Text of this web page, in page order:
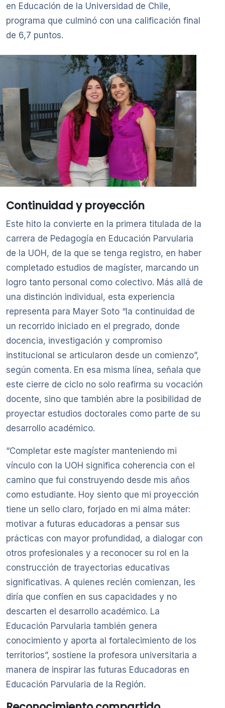
en Educación de la Universidad de Chile,
programa que culminó con una calificación final
de 6,7 puntos.
Continuidad y proyección
Este hito la convierte en la primera titulada de la
carrera de Pedagogía en Educación Parvularia
de la UOH, de la que se tenga registro, en haber
completado estudios de magíster, marcando un
logro tanto personal como colectivo. Más allá de
una distinción individual, esta experiencia
representa para Mayer Soto “la continuidad de
un recorrido iniciado en el pregrado, donde
docencia, investigación y compromiso
institucional se articularon desde un comienzo”,
según comenta. En esa misma línea, señala que
este cierre de ciclo no solo reafirma su vocación
docente, sino que también abre la posibilidad de
proyectar estudios doctorales como parte de su
desarrollo académico.
“Completar este magíster manteniendo mi
vínculo con la UOH significa coherencia con el
camino que fui construyendo desde mis años
como estudiante. Hoy siento que mi proyección
tiene un sello claro, forjado en mi alma máter:
motivar a futuras educadoras a pensar sus
prácticas con mayor profundidad, a dialogar con
otros profesionales y a reconocer su rol en la
construcción de trayectorias educativas
significativas. A quienes recién comienzan, les
diría que confíen en sus capacidades y no
descarten el desarrollo académico. La
Educación Parvularia también genera
conocimiento y aporta al fortalecimiento de los
territorios”, sostiene la profesora universitaria a
manera de inspirar las futuras Educadoras en
Educación Parvularia de la Región.